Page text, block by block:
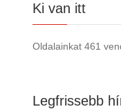
Ki van itt
Oldalainkat 461
Legfrissebb